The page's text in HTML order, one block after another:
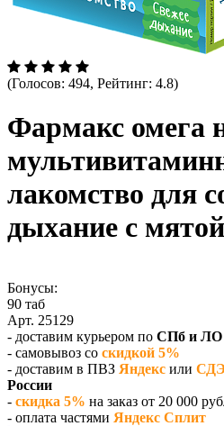
(Голосов: 494, Рейтинг: 4.8)
Фармакс омега
лакомство для
дыхание с
Бонусы:
90 таб
Арт. 25129
- доставим курьером по СПб и ЛО
- самовывоз со скидкой 5%
- доставим в ПВЗ Яндекс или
России
- скидка 5% на заказ от 20 000
- оплата частями Яндекс Сплит